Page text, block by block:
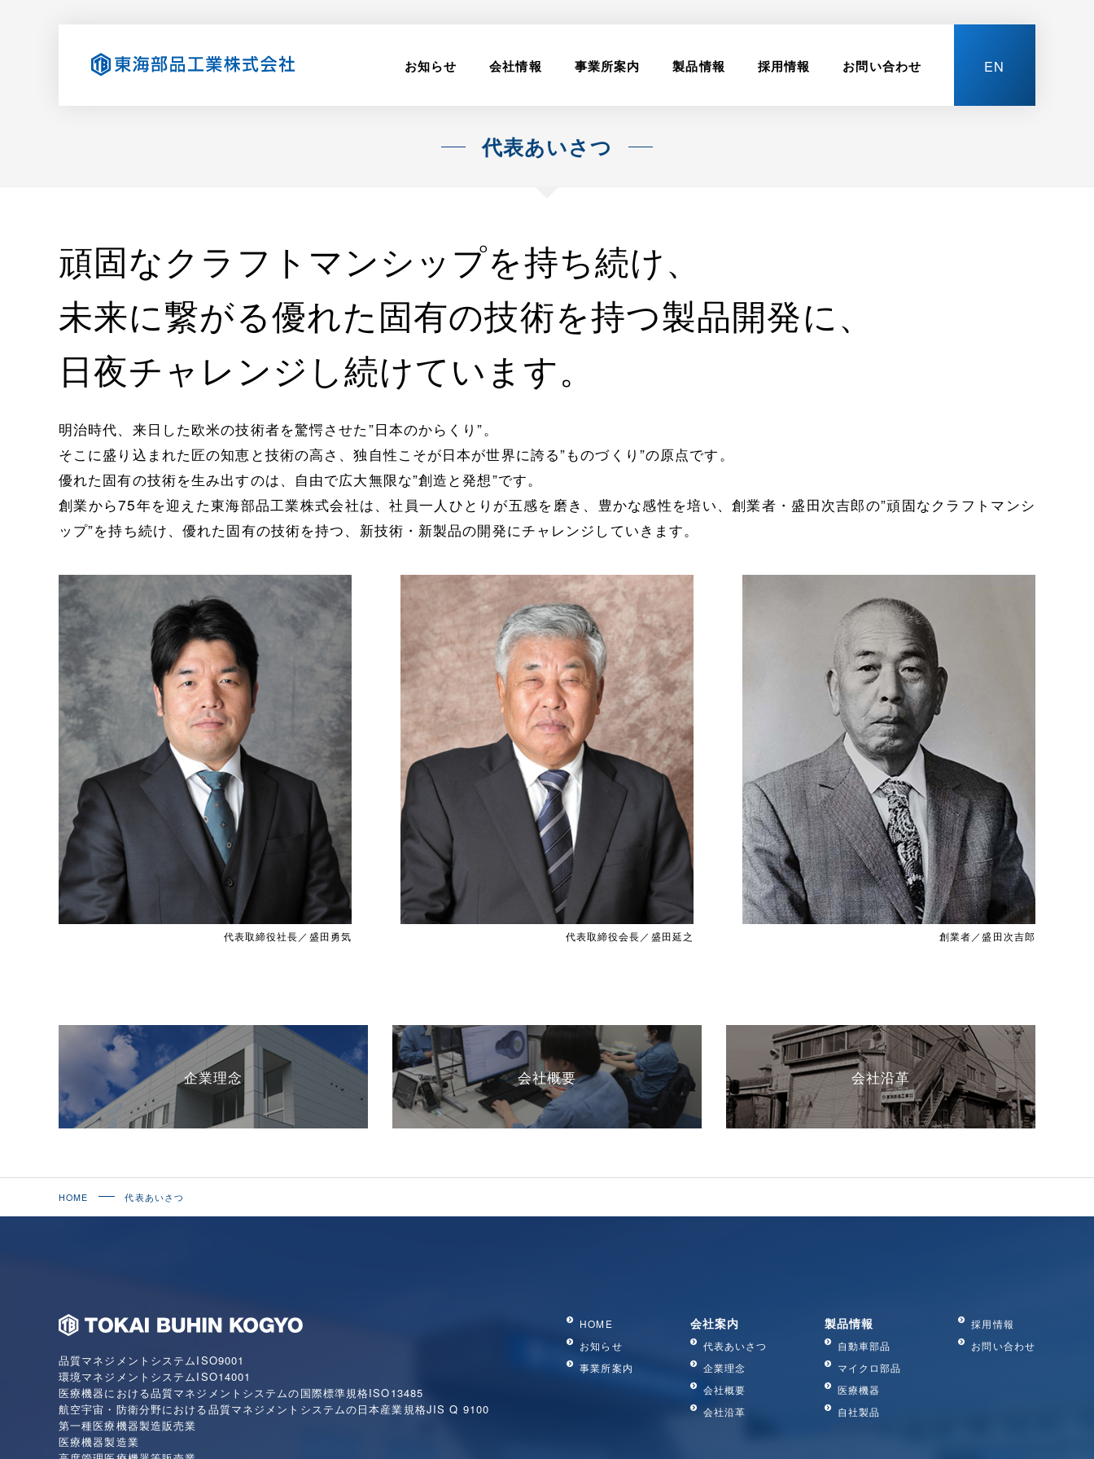
お知らせ 会社情報 事業所案内 製品情報 採用情報 お問い合わせ EN
代表あいさつ
頑固なクラフトマンシップを持ち続け、
未来に繋がる優れた固有の技術を持つ製品開発に、
日夜チャレンジし続けています。
明治時代、来日した欧米の技術者を驚愕させた”日本のからくり”。
そこに盛り込まれた匠の知恵と技術の高さ、独自性こそが日本が世界に誇る”ものづくり”の原点です。
優れた固有の技術を生み出すのは、自由で広大無限な”創造と発想”です。
創業から75年を迎えた東海部品工業株式会社は、社員一人ひとりが五感を磨き、豊かな感性を培い、創業者・盛田次吉郎の”頑固なクラフトマンシ
ップ”を持ち続け、優れた固有の技術を持つ、新技術・新製品の開発にチャレンジしていきます。
代表取締役社長／盛田勇気 代表取締役会長／盛田延之 創業者／盛田次吉郎
企業理念 会社概要 会社沿革
HOME 代表あいさつ
品質マネジメントシステムISO9001
環境マネジメントシステムISO14001
医療機器における品質マネジメントシステムの国際標準規格ISO13485
航空宇宙・防衛分野における品質マネジメントシステムの日本産業規格JIS Q 9100
第一種医療機器製造販売業
医療機器製造業
HOME
お知らせ
事業所案内
会社案内
代表あいさつ
企業理念
会社概要
会社沿革
製品情報
自動車部品
マイクロ部品
医療機器
自社製品
採用情報
お問い合わせ